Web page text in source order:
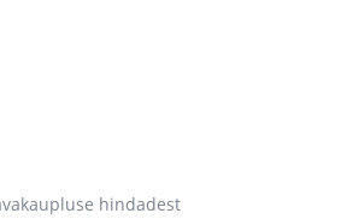
hindadest